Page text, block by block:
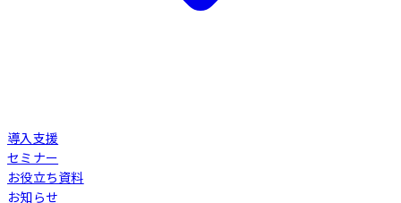
導入支援
セミナー
お役立ち資料
お知らせ